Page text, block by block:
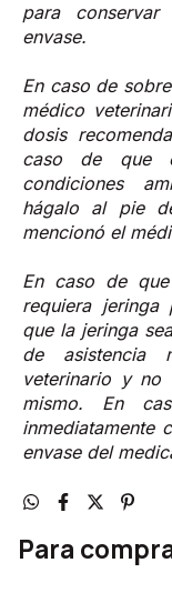
para
envase.
En caso de
médico
dosis
caso de que
condiciones
hágalo al pie
mencionó el
En caso de
requiera jeringa
que la jeringa
de asistencia
veterinario y no
mismo. En
inmediatamente
envase del
Para